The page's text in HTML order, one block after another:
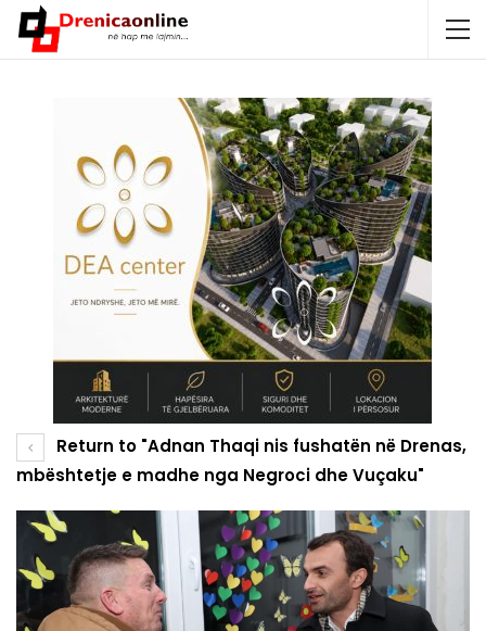
Return to "Adnan Thaqi nis fushatën në Drenas,
mbështetje e madhe nga Negroci dhe Vuçaku"